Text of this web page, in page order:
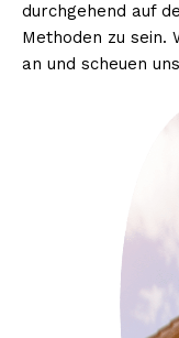
durchgehend auf
Methoden zu sein.
an und scheuen